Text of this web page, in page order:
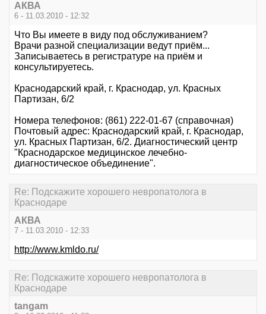
АКВА
6 - 11.03.2010 - 12:32
Что Вы имеете в виду под обслуживанием?
Врачи разной специализации ведут приём...
Записываетесь в регистратуре на приём и
консультируетесь.
Краснодарский край, г. Краснодар, ул. Красных
Партизан, 6/2
Номера телефонов: (861) 222-01-67 (справочная)
Почтовый адрес: Краснодарский край, г. Краснодар,
ул. Красных Партизан, 6/2. Диагностический центр
"Краснодарское медицинское лечебно-
диагностическое объединение".
Re: Подскажите хорошего невропатолога в
Краснодаре
АКВА
7 - 11.03.2010 - 12:33
http://www.kmldo.ru/
Re: Подскажите хорошего невропатолога в
Краснодаре
tangam